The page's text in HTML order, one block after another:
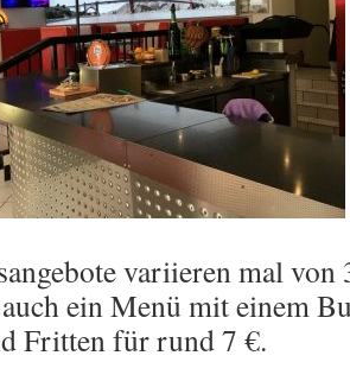
variieren mal von
ein Menü mit einem
Fritten für rund 7 €.